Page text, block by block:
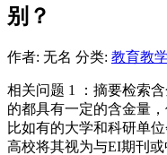
别？
作者: 无名 分类: 教育教学
相关问题 1 ：摘要检索
的都具有一定的含金量
比如有的大学和科研单
高校将其视为与EI期刊